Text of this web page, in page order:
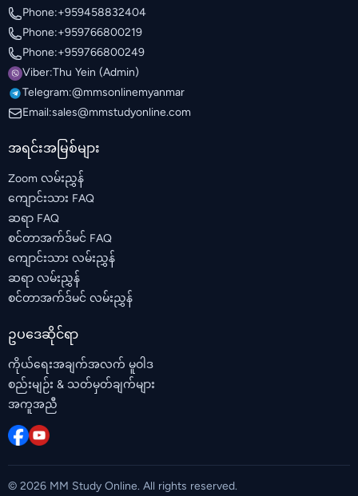
Phone:+959458832404
Phone:+959766800219
Phone:+959766800249
Viber:Thu Yein (Admin)
Telegram:@mmsonlinemyanmar
Email:sales@mmstudyonline.com
အရင်းအမြစ်များ
Zoom လမ်းညွှန်
ကျောင်းသား FAQ
ဆရာ FAQ
စင်တာအက်ဒ်မင် FAQ
ကျောင်းသား လမ်းညွှန်
ဆရာ လမ်းညွှန်
စင်တာအက်ဒ်မင် လမ်းညွှန်
ဥပဒေဆိုင်ရာ
ကိုယ်ရေးအချက်အလက် မူဝါဒ
စည်းမျဉ်း & သတ်မှတ်ချက်များ
အကူအညီ
© 2026 MM Study Online. All rights reserved.